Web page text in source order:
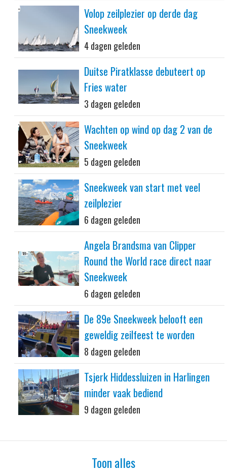
Volop zeilplezier op derde dag
Sneekweek
4 dagen geleden
Duitse Piratklasse debuteert op
Fries water
3 dagen geleden
Wachten op wind op dag 2 van de
Sneekweek
5 dagen geleden
Sneekweek van start met veel
zeilplezier
6 dagen geleden
Angela Brandsma van Clipper
Round the World race direct naar
Sneekweek
6 dagen geleden
De 89e Sneekweek belooft een
geweldig zeilfeest te worden
8 dagen geleden
Tsjerk Hiddessluizen in Harlingen
minder vaak bediend
9 dagen geleden
Toon alles